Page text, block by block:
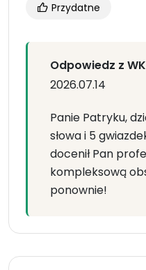
Przydatne
Odpowiedz z WK
2026.07.14
Panie Patryku,
słowa i 5
docenił Pan
kompleksową
ponownie!